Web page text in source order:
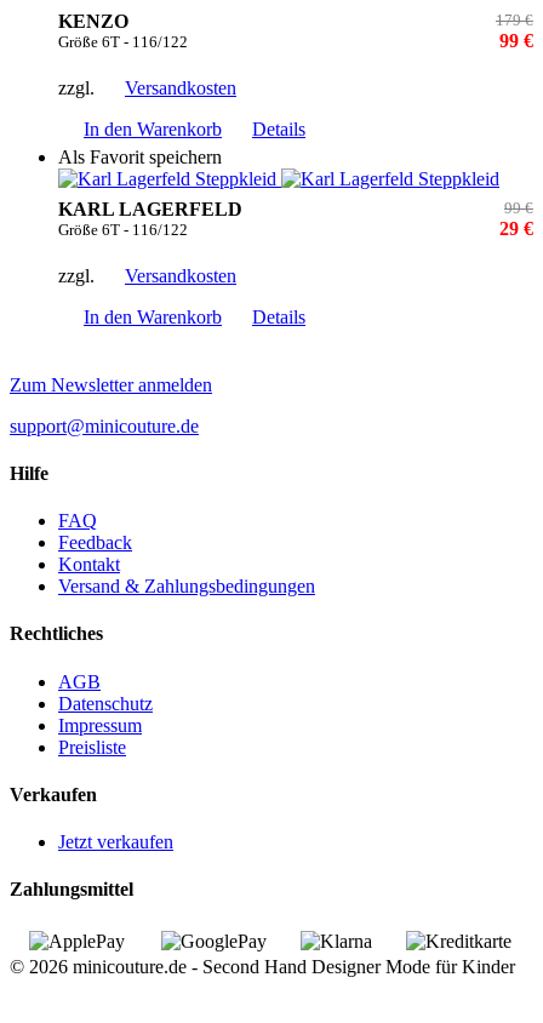
KENZO
Größe 6T - 116/122
179 €
99 €
zzgl.
Versandkosten
In den Warenkorb
Details
Als Favorit speichern
KARL LAGERFELD
Größe 6T - 116/122
99 €
29 €
zzgl.
Versandkosten
In den Warenkorb
Details
Zum Newsletter anmelden
support@minicouture.de
Hilfe
FAQ
Feedback
Kontakt
Versand & Zahlungsbedingungen
Rechtliches
AGB
Datenschutz
Impressum
Preisliste
Verkaufen
Jetzt verkaufen
Zahlungsmittel
© 2026 minicouture.de - Second Hand Designer Mode für Kinder